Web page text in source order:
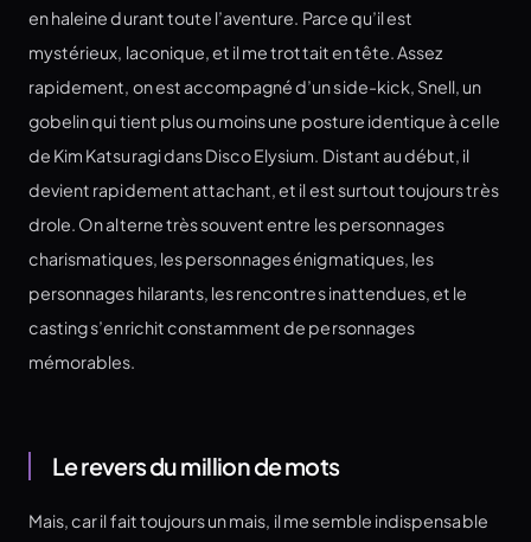
en haleine durant toute l’aventure. Parce qu’il est
mystérieux, laconique, et il me trottait en tête. Assez
rapidement, on est accompagné d’un side-kick, Snell, un
gobelin qui tient plus ou moins une posture identique à celle
de Kim Katsuragi dans Disco Elysium. Distant au début, il
devient rapidement attachant, et il est surtout toujours très
drole. On alterne très souvent entre les personnages
charismatiques, les personnages énigmatiques, les
personnages hilarants, les rencontres inattendues, et le
casting s’enrichit constamment de personnages
mémorables.
Le revers du million de mots
Mais, car il fait toujours un mais, il me semble indispensable